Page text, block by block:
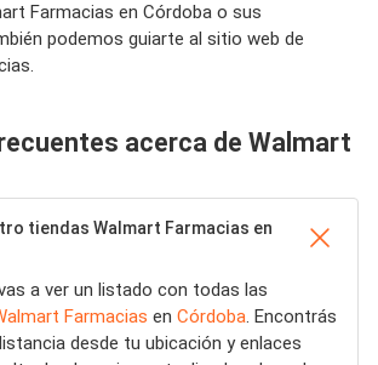
Farmacias en Córdoba o sus
podemos guiarte al sitio web de
acerca de Walmart
tiendas Walmart Farmacias en
a ver un listado con todas las
Farmacias en Córdoba. Encontrás
desde tu ubicación y enlaces